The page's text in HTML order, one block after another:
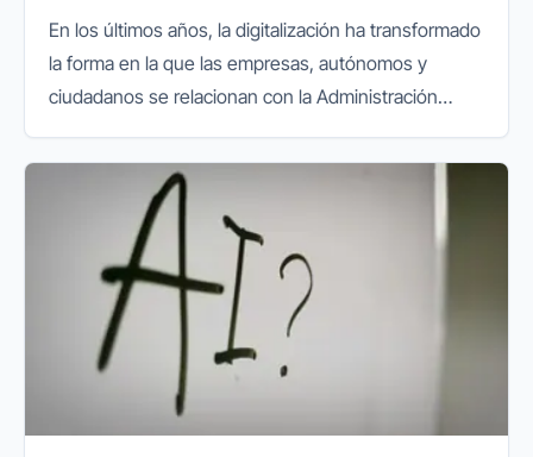
En los últimos años, la digitalización ha transformado
la forma en la que las empresas, autónomos y
ciudadanos se relacionan con la Administración
VeriFactu y las gestiones...